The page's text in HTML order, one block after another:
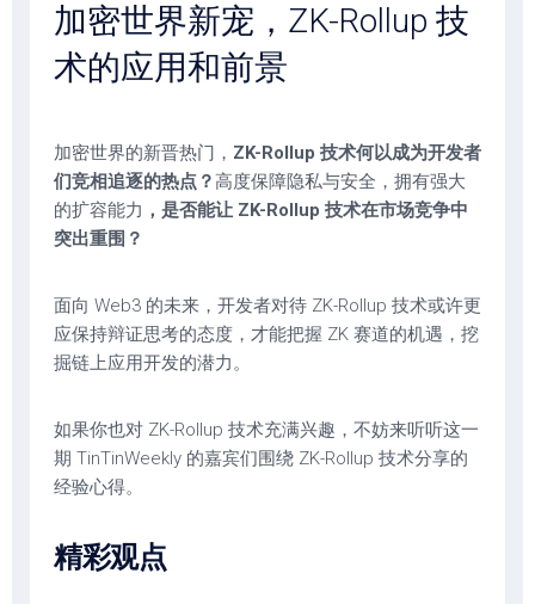
加密世界新宠，ZK-Rollup 技
术的应用和前景
加密世界的新晋热门， ZK-Rollup 技术何以成为开发者
们竞相追逐的热点？高度保障隐私与安全，拥有强大
的扩容能力 ，是否能让 ZK-Rollup 技术在市场竞争中
突出重围？
面向 Web3 的未来，开发者对待 ZK-Rollup 技术或许更
应保持辩证思考的态度，才能把握 ZK 赛道的机遇，挖
掘链上应用开发的潜力。
如果你也对 ZK-Rollup 技术充满兴趣，不妨来听听这一
期 TinTinWeekly 的嘉宾们围绕 ZK-Rollup 技术分享的
经验心得。
精彩观点